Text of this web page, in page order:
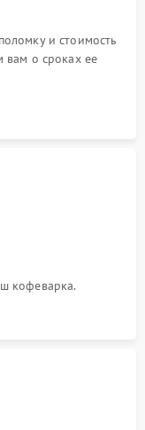
и стоимость
вам о сроках ее
кофеварка.